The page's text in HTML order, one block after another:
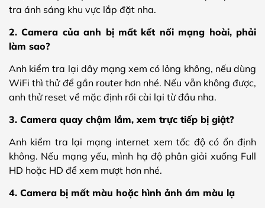
tra ánh sáng khu vực lắp đặt nha.
2. Camera của anh bị mất kết nối mạng hoài, phải
làm sao?
Anh kiểm tra lại dây mạng xem có lỏng không, nếu dùng
WiFi thì thử để gần router hơn nhé. Nếu vẫn không được,
anh thử reset về mặc định rồi cài lại từ đầu nha.
3. Camera quay chậm lắm, xem trực tiếp bị giật?
Anh kiểm tra lại mạng internet xem tốc độ có ổn định
không. Nếu mạng yếu, mình hạ độ phân giải xuống Full
HD hoặc HD để xem mượt hơn nhé.
4. Camera bị mất màu hoặc hình ảnh ám màu lạ